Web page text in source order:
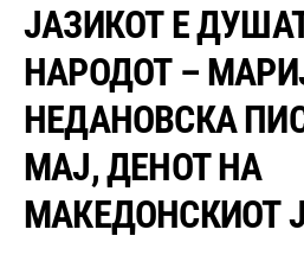
ЈАЗИКОТ Е
НАРОДОТ –
НЕДАНОВСКА
МАЈ, ДЕНОТ НА
МАКЕДОНСКИОТ